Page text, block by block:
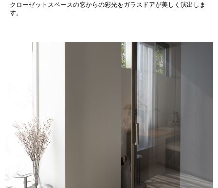
クローゼットスペースの窓からの彩光をガラスドアが美しく演出しま
す。